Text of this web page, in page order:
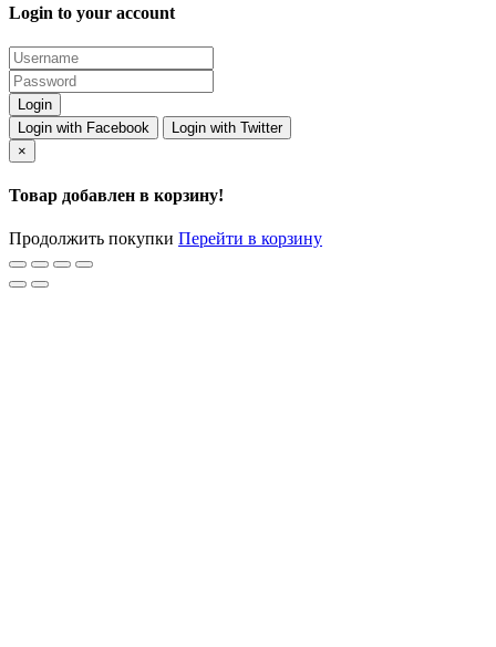
Login to your account
Login with Facebook
Login with Twitter
×
Товар добавлен в корзину!
Продолжить покупки Перейти в корзину